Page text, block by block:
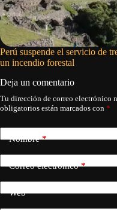
Perú suspende el servicio de
un incendio forestal
Deja un comentario
Tu dirección de correo electrónico
obligatorios están marcados con *
Nombre*
Correo electrónico*
Web